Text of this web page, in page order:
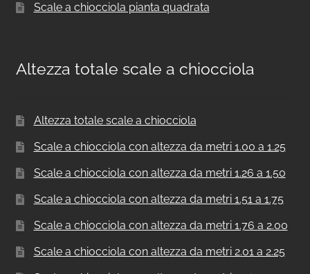
Scale a chiocciola pianta quadrata
Altezza totale scale a chiocciola
Altezza totale scale a chiocciola
Scale a chiocciola con altezza da metri 1.00 a 1.25
Scale a chiocciola con altezza da metri 1.26 a 1.50
Scale a chiocciola con altezza da metri 1.51 a 1.75
Scale a chiocciola con altezza da metri 1.76 a 2.00
Scale a chiocciola con altezza da metri 2.01 a 2.25